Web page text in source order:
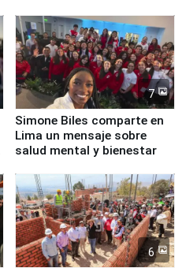
7
Simone Biles comparte en
Lima un mensaje sobre
salud mental y bienestar
6